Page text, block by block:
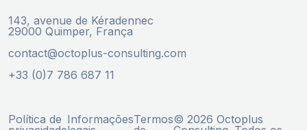
143, avenue de Kéradennec
29000 Quimper, França
contact@octoplus-consulting.com
+33 (0)7 786 687 11
Política de InformaçõesTermos© 2026 Octoplus